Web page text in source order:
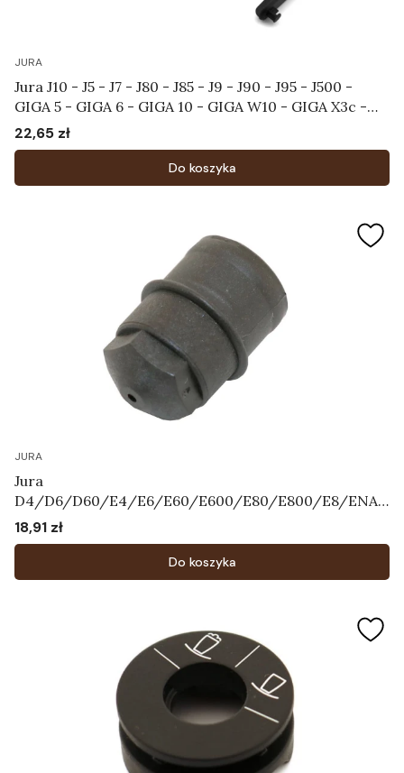
JURA
Jura J10 - J5 - J7 - J80 - J85 - J9 - J90 - J95 - J500 -
GIGA 5 - GIGA 6 - GIGA 10 - GIGA W10 - GIGA X3c -
X7c - X8c - X9c - Uchwyt zbiornika na wodę Art. 66597
Cena
22,65 zł
Do koszyka
JURA
Jura
D4/D6/D60/E4/E6/E60/E600/E80/E800/E8/ENA3
/ENA5/ENA7/ENA9/ENA
X1/F7/F8/F85/J5/J7/J9.4/XJ5/XJ6/XJ9/WE50/WE6/
WE8 - Dysza Art.66590
Cena
18,91 zł
Do koszyka